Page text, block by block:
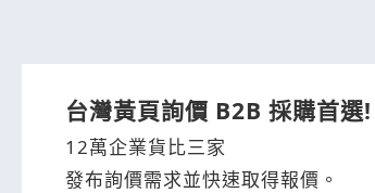
台灣黃頁詢價 B2B 採購首選!
12萬企業貨比三家
發布詢價需求並快速取得報價。